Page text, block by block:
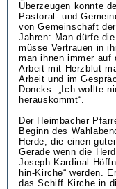
Überzeugen konnte
Pastoral- und
von Gemeinschaft
Jahren: Man dürfe
müsse Vertrauen in
man ihnen immer
Arbeit mit Herzblut
Arbeit und im
Doncks: „Ich wollte
herauskommt“.
Der Heimbacher
Beginn des
Herde, die einen
Gerade wenn die
Joseph Kardinal
hin-Kirche“ werden.
das Schiff Kirche in